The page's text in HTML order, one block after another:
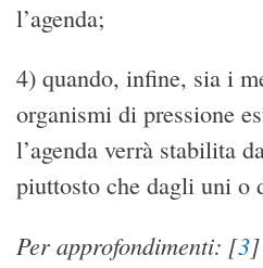
l’agenda;
4) quando, infine, sia i
organismi di pressione
l’agenda verrà stabilita
piuttosto che dagli uni o
Per approfondimenti: [3]